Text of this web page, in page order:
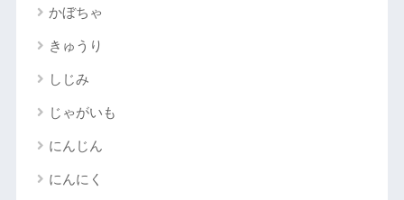
かぼちゃ
きゅうり
しじみ
じゃがいも
にんじん
にんにく